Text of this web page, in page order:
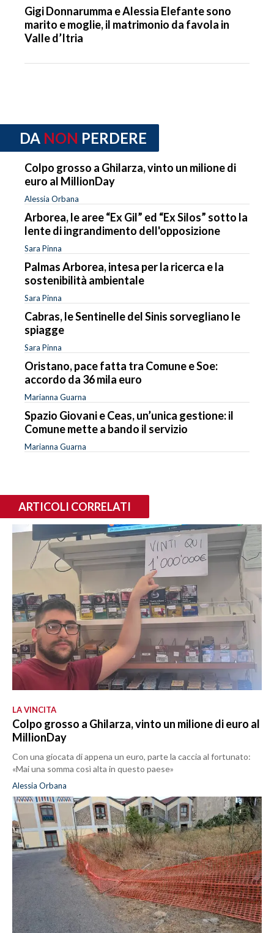
Gigi Donnarumma e Alessia Elefante sono
marito e moglie, il matrimonio da favola in
Valle d’Itria
DA NON PERDERE
Colpo grosso a Ghilarza, vinto un milione di
euro al MillionDay
Alessia Orbana
Arborea, le aree “Ex Gil” ed “Ex Silos” sotto la
lente di ingrandimento dell'opposizione
Sara Pinna
Palmas Arborea, intesa per la ricerca e la
sostenibilità ambientale
Sara Pinna
Cabras, le Sentinelle del Sinis sorvegliano le
spiagge
Sara Pinna
Oristano, pace fatta tra Comune e Soe:
accordo da 36 mila euro
Marianna Guarna
Spazio Giovani e Ceas, un’unica gestione: il
Comune mette a bando il servizio
Marianna Guarna
ARTICOLI CORRELATI
LA VINCITA
Colpo grosso a Ghilarza, vinto un milione di euro al
MillionDay
Con una giocata di appena un euro, parte la caccia al fortunato:
«Mai una somma così alta in questo paese»
Alessia Orbana